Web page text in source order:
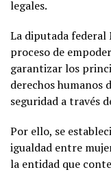
legales.
La diputada
proceso de
garantizar los
derechos humanos
seguridad a través
Por ello, se
igualdad entre
la entidad que